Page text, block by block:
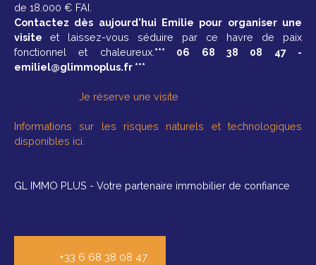
de 18.000 € FAI.
Contactez dès aujourd'hui Emilie pour organiser une
visite et laissez-vous séduire par ce havre de paix
fonctionnel et chaleureux. *** 06 68 38 08 47 -
emiliel@glimmoplus.fr ***
Je réserve une visite
Informations sur les risques naturels et technologiques
disponibles ici.
GL IMMO PLUS - Votre partenaire immobilier de confiance
+33 6 68 38 08 47